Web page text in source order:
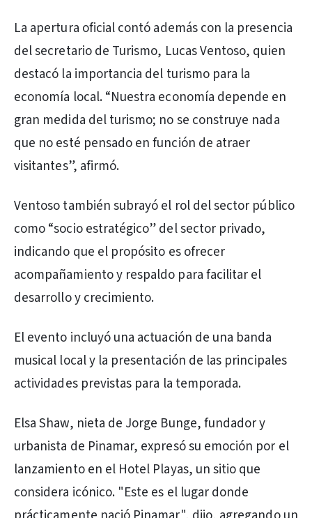
La apertura oficial contó además con la presencia
del secretario de Turismo, Lucas Ventoso, quien
destacó la importancia del turismo para la
economía local. “Nuestra economía depende en
gran medida del turismo; no se construye nada
que no esté pensado en función de atraer
visitantes”, afirmó.
Ventoso también subrayó el rol del sector público
como “socio estratégico” del sector privado,
indicando que el propósito es ofrecer
acompañamiento y respaldo para facilitar el
desarrollo y crecimiento.
El evento incluyó una actuación de una banda
musical local y la presentación de las principales
actividades previstas para la temporada.
Elsa Shaw, nieta de Jorge Bunge, fundador y
urbanista de Pinamar, expresó su emoción por el
lanzamiento en el Hotel Playas, un sitio que
considera icónico. "Este es el lugar donde